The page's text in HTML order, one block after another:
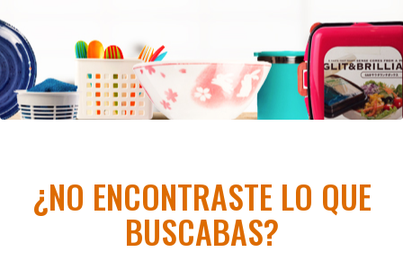
¿NO ENCONTRASTE LO QUE
BUSCABAS?